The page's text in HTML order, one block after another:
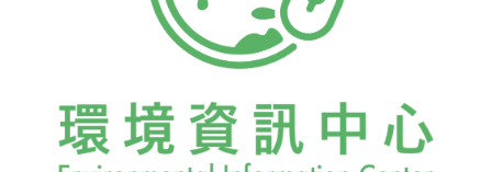
大的考慮因子即「經濟」因子，也就是「最省錢的方案就
是最佳方案」。雖然在環境影響評估法，已明文規定開發
行為的評估項目，應就物理及化學類(物化環境)、生態類
五類分別進行。但對於開發行為引起的生態影響或社經文
化影響，並不能用貨幣單位量計，亦即開發單位的成本效